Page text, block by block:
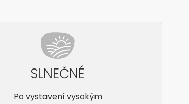
SLNEČNÉ
Po vystavení vysokým